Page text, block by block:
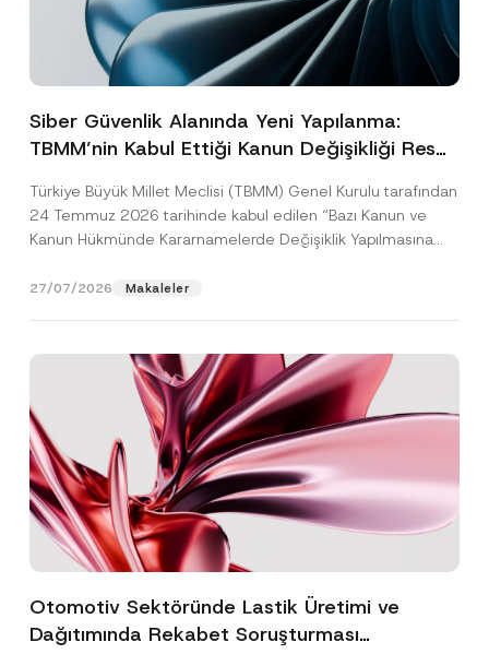
Siber Güvenlik Alanında Yeni Yapılanma:
TBMM’nin Kabul Ettiği Kanun Değişikliği Resmî
Türkiye Büyük Millet Meclisi (TBMM) Genel Kurulu tarafından
24 Temmuz 2026 tarihinde kabul edilen “Bazı Kanun ve
Kanun Hükmünde Kararnamelerde Değişiklik Yapılmasına
27/07/2026 Makaleler
Otomotiv Sektöründe Lastik Üretimi ve
Dağıtımında Rekabet Soruşturması